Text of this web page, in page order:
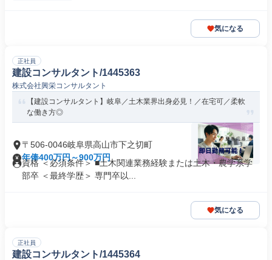
気になる
正社員
建設コンサルタント/1445363
株式会社興栄コンサルタント
【建設コンサルタント】岐阜／土木業界出身必見！／在宅可／柔軟
な働き方◎
〒506-0046岐阜県高山市下之切町
年俸400万円～900万円
資格 ＜必須条件＞ ■土木関連業務経験または土木・農学系学
部卒 ＜最終学歴＞ 専門卒以...
気になる
正社員
建設コンサルタント/1445364